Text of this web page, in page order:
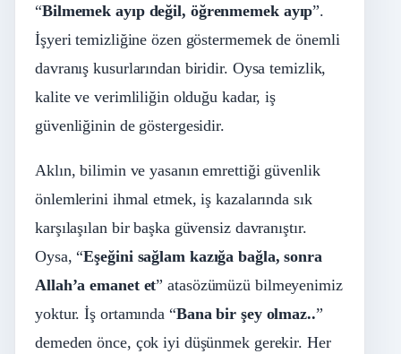
“Bilmemek ayıp değil, öğrenmemek ayıp”.
İşyeri temizliğine özen göstermemek de önemli
davranış kusurlarından biridir. Oysa temizlik,
kalite ve verimliliğin olduğu kadar, iş
güvenliğinin de göstergesidir.
Aklın, bilimin ve yasanın emrettiği güvenlik
önlemlerini ihmal etmek, iş kazalarında sık
karşılaşılan bir başka güvensiz davranıştır.
Oysa, “Eşeğini sağlam kazığa bağla, sonra
Allah’a emanet et” atasözümüzü bilmeyenimiz
yoktur. İş ortamında “Bana bir şey olmaz..”
demeden önce, çok iyi düşünmek gerekir. Her